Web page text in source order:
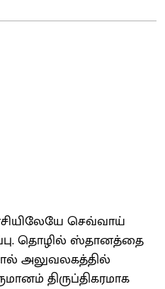
செவ்வாய்
தொழில் ஸ்தானத்தை
அலுவலகத்தில்
திருப்திகரமாக